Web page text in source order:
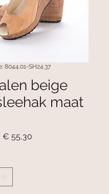
8044.01-SH24.37
beige
maat
Normale
€ 55,30